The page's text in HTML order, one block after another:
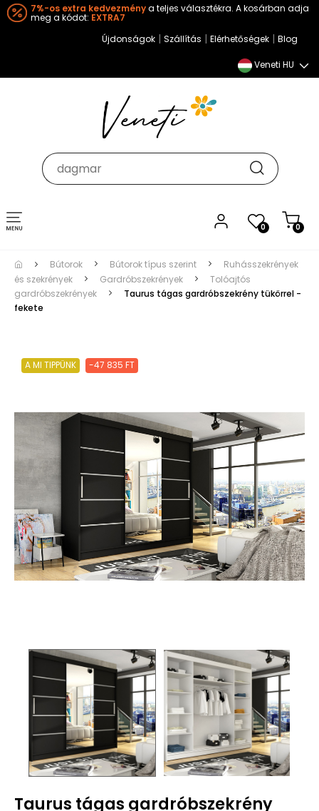
7%-os extra kedvezménya teljes választékra. A kosárban adja
meg a kódot: EXTRA7
Újdonságok | Szállítás | Elérhetőségek | Blog
Veneti HU
0 0
Toggle
navigation
Bútorok Bútorok típus szerint
Ruhásszekrények
és szekrények
Gardróbszekrények
Tolóajtós
gardróbszekrények
Taurus tágas gardróbszekrény tükörrel -
fekete
A MI TIPPÜNK -47 835 FT
Taurus tágas gardróbszekrény